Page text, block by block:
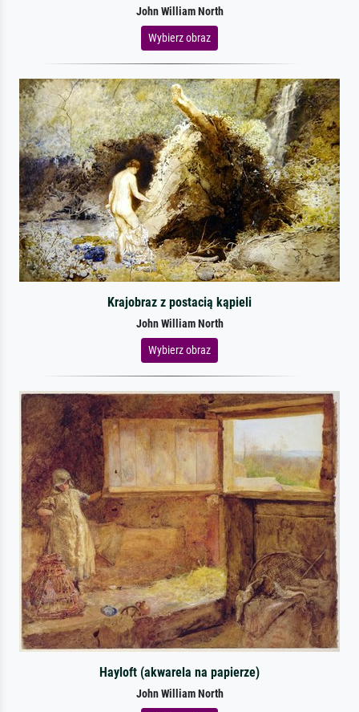
John William North
Wybierz obraz
Krajobraz z postacią kąpieli
John William North
Wybierz obraz
Hayloft (akwarela na papierze)
John William North